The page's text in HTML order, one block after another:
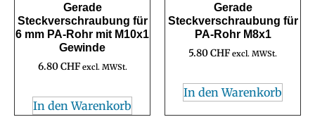
Gerade
Steckverschraubung für
6 mm PA-Rohr mit M10x1
Gewinde
6.80CHF excl. MWSt.
In den Warenkorb
Gerade
Steckverschraubung für
PA-Rohr M8x1
5.80CHF excl. MWSt.
In den Warenkorb